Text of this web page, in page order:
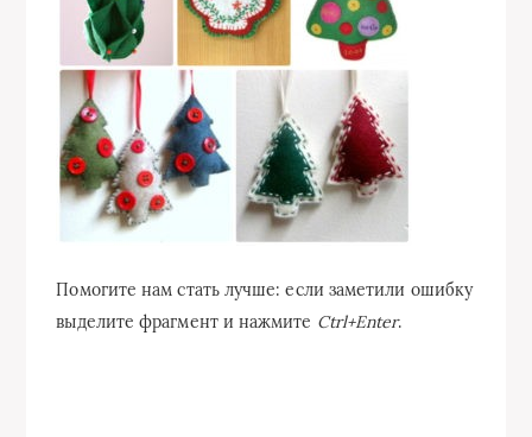
Помогите нам стать лучше: если заметили ошибку
выделите фрагмент и нажмите Ctrl+Enter.